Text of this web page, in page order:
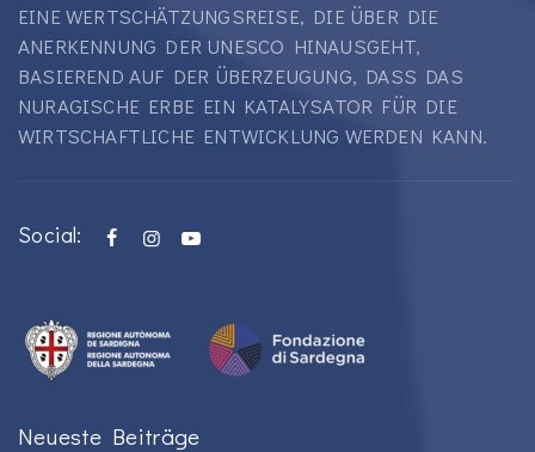
EINE WERTSCHÄTZUNGSREISE, DIE ÜBER DIE
ANERKENNUNG DER UNESCO HINAUSGEHT,
BASIEREND AUF DER ÜBERZEUGUNG, DASS DAS
NURAGISCHE ERBE EIN KATALYSATOR FÜR DIE
WIRTSCHAFTLICHE ENTWICKLUNG WERDEN KANN.
Social:
Neueste Beiträge